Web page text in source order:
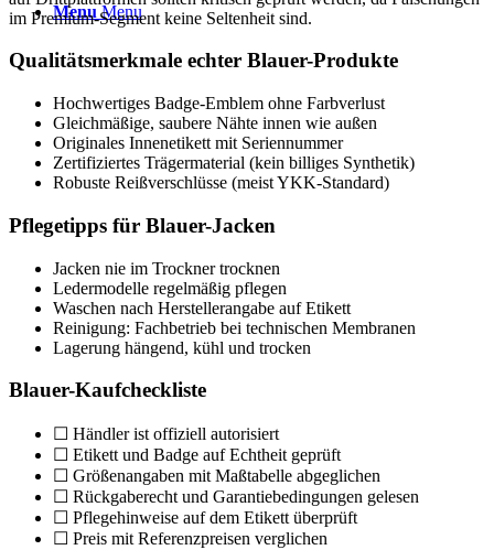
Menu Menu
im Premium-Segment keine Seltenheit sind.
Qualitätsmerkmale echter Blauer-Produkte
Hochwertiges Badge-Emblem ohne Farbverlust
Gleichmäßige, saubere Nähte innen wie außen
Originales Innenetikett mit Seriennummer
Zertifiziertes Trägermaterial (kein billiges Synthetik)
Robuste Reißverschlüsse (meist YKK-Standard)
Pflegetipps für Blauer-Jacken
Jacken nie im Trockner trocknen
Ledermodelle regelmäßig pflegen
Waschen nach Herstellerangabe auf Etikett
Reinigung: Fachbetrieb bei technischen Membranen
Lagerung hängend, kühl und trocken
Blauer-Kaufcheckliste
☐ Händler ist offiziell autorisiert
☐ Etikett und Badge auf Echtheit geprüft
☐ Größenangaben mit Maßtabelle abgeglichen
☐ Rückgaberecht und Garantiebedingungen gelesen
☐ Pflegehinweise auf dem Etikett überprüft
☐ Preis mit Referenzpreisen verglichen